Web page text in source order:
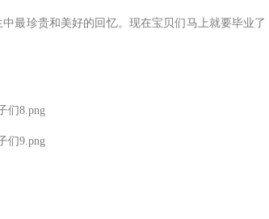
最珍贵和美好的回忆。现在宝贝们马上就要毕业